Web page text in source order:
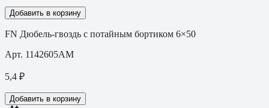
Добавить в корзину
FN Дюбель-гвоздь с потайным бортиком 6×50
Арт. 1142605AM
5,4 ₽
Добавить в корзину